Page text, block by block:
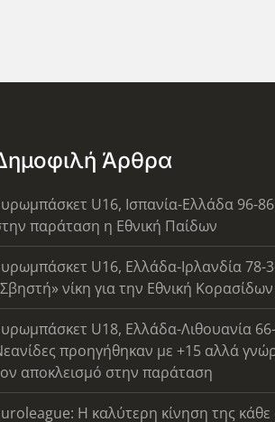
Άρθρα
U16, Ισπανία-Ελλάδα 96-
παράταση η Εθνική Παίδων
U16, Ελλάδα-Ιρλανδία 78-
νίκη για την Εθνική Κορασίδων
U18, Ελλάδα-Λιθουανία
προηγήθηκαν με +15 αλλά
αποκλεισμό στην παράταση
Η καλύτερη κίνηση της